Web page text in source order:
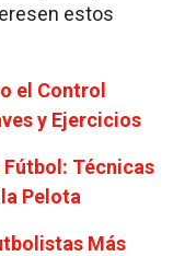
estos
el Control
y Ejercicios
Fútbol: Técnicas
Pelota
Más